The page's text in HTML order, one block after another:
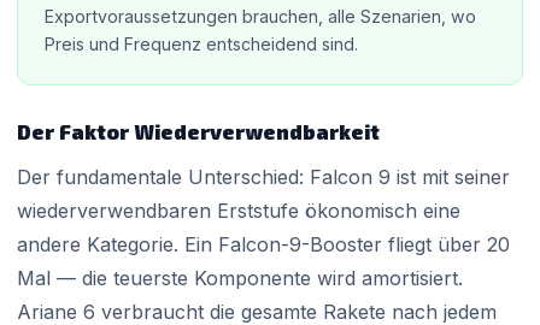
Exportvoraussetzungen brauchen, alle Szenarien, wo
Preis und Frequenz entscheidend sind.
Der Faktor Wiederverwendbarkeit
Der fundamentale Unterschied: Falcon 9 ist mit seiner
wiederverwendbaren Erststufe ökonomisch eine
andere Kategorie. Ein Falcon-9-Booster fliegt über 20
Mal — die teuerste Komponente wird amortisiert.
Ariane 6 verbraucht die gesamte Rakete nach jedem